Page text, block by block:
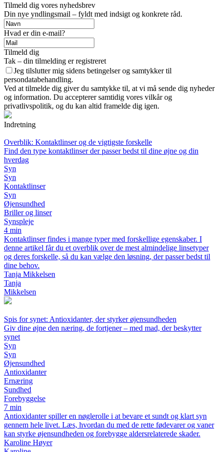
Tilmeld dig vores nyhedsbrev
Din nye yndlingsmail – fyldt med indsigt og konkrete råd.
Hvad er din e-mail?
Tilmeld dig
Tak – din tilmelding er registreret
Jeg tilslutter mig sidens betingelser og samtykker til
persondatabehandling.
Ved at tilmelde dig giver du samtykke til, at vi må sende dig nyheder
og information. Du accepterer samtidig vores vilkår og
privatlivspolitik, og du kan altid framelde dig igen.
Indretning
Overblik: Kontaktlinser og de vigtigste forskelle
Find den type kontaktlinser der passer bedst til dine øjne og din
hverdag
Syn
Syn
Kontaktlinser
Syn
Øjensundhed
Briller og linser
Synspleje
4 min
Kontaktlinser findes i mange typer med forskellige egenskaber. I
denne artikel får du et overblik over de mest almindelige linsetyper
og deres forskelle, så du kan vælge den løsning, der passer bedst til
dine behov.
Tanja Mikkelsen
Tanja
Mikkelsen
Spis for synet: Antioxidanter, der styrker øjensundheden
Giv dine øjne den næring, de fortjener – med mad, der beskytter
synet
Syn
Syn
Øjensundhed
Antioxidanter
Ernæring
Sundhed
Forebyggelse
7 min
Antioxidanter spiller en nøglerolle i at bevare et sundt og klart syn
gennem hele livet. Læs, hvordan du med de rette fødevarer og vaner
kan styrke øjensundheden og forebygge aldersrelaterede skader.
Karoline Høyer